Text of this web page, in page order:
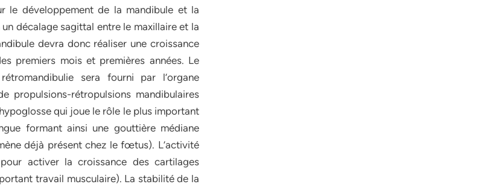
le développement de la mandibule et la
décalage sagittal entre le maxillaire et la
devra donc réaliser une croissance
premiers mois et premières années. Le
sera fourni par l’organe
propulsions-rétropulsions mandibulaires
qui joue le rôle le plus important
formant ainsi une gouttière médiane
déjà présent chez le fœtus). L’activité
activer la croissance des cartilages
travail musculaire). La stabilité de la